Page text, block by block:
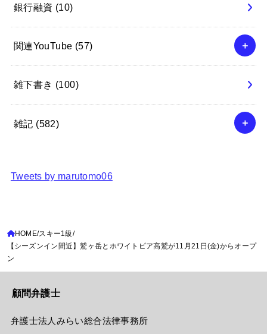
銀行融資 (10)
関連YouTube (57)
雑下書き (100)
雑記 (582)
Tweets by marutomo06
HOME スキー1級
【シーズンイン間近】鷲ヶ岳とホワイトピア高鷲が11月21日(金)からオープ
ン
顧問弁護士
弁護士法人みらい総合法律事務所